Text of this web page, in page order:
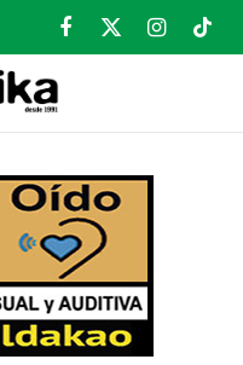
Facebook
X
Instagram